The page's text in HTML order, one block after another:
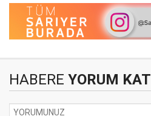
HABERE YORUM KAT